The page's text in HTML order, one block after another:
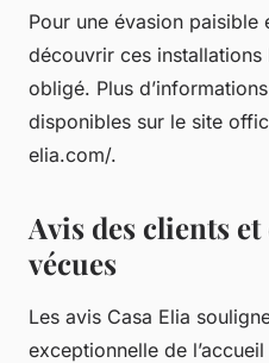
Pour une évasion paisible
découvrir ces
obligé. Plus
disponibles sur le site
elia.com/.
Avis des clients
vécues
Les avis Casa Elia
exceptionnelle de